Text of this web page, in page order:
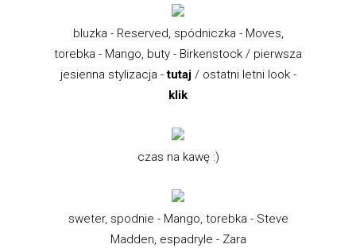
bluzka - Reserved, spódniczka - Moves,
torebka - Mango, buty - Birkenstock / pierwsza
jesienna stylizacja -tutaj/ ostatni letni look -
klik
czas na kawę :)
sweter, spodnie - Mango, torebka - Steve
Madden, espadryle - Zara